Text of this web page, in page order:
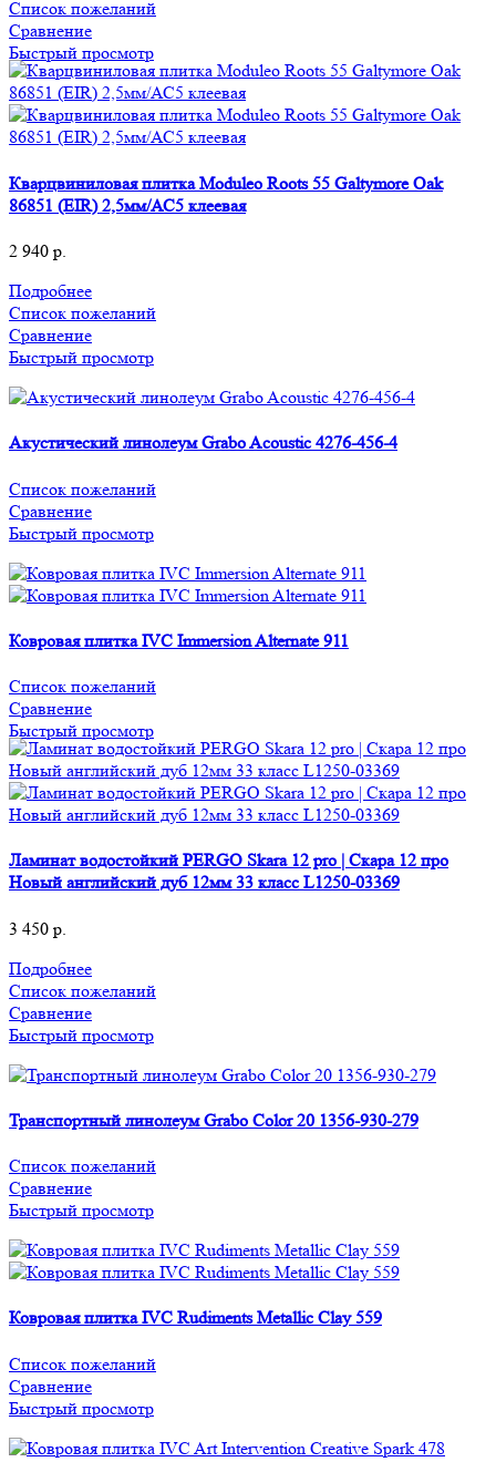
Список пожеланий
Сравнение
Быстрый просмотр
Кварцвиниловая плитка Moduleo Roots 55 Galtymore Oak
86851 (EIR) 2,5мм/АС5 клеевая
2 940 р.
Подробнее
Список пожеланий
Сравнение
Быстрый просмотр
Акустический линолеум Grabo Acoustic 4276-456-4
Список пожеланий
Сравнение
Быстрый просмотр
Ковровая плитка IVC Immersion Alternate 911
Список пожеланий
Сравнение
Быстрый просмотр
Ламинат водостойкий PERGO Skara 12 pro | Скара 12 про
Новый английский дуб 12мм 33 класс L1250-03369
3 450 р.
Подробнее
Список пожеланий
Сравнение
Быстрый просмотр
Транспортный линолеум Grabo Color 20 1356-930-279
Список пожеланий
Сравнение
Быстрый просмотр
Ковровая плитка IVC Rudiments Metallic Clay 559
Список пожеланий
Сравнение
Быстрый просмотр